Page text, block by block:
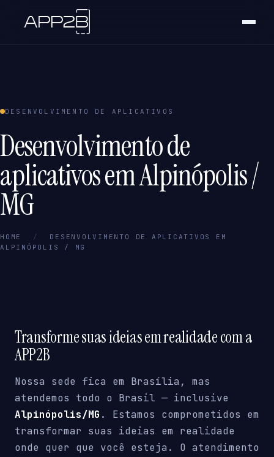
DESENVOLVIMENTO DE APLICATIVOS
Desenvolvimento de
aplicativos em Alpinópolis /
MG
HOME /
DESENVOLVIMENTO DE APLICATIVOS EM
ALPINÓPOLIS / MG
Transforme suas ideias em realidade com a
APP2B
Nossa sede fica em Brasília, mas
atendemos todo o Brasil — inclusive
Alpinópolis/MG . Estamos comprometidos em
transformar suas ideias em realidade
onde quer que você esteja. O atendimento